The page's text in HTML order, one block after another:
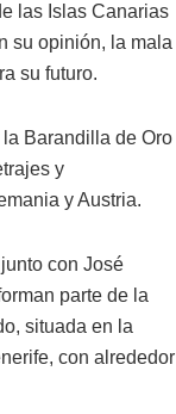
las Islas Canarias
su opinión, la mala
su futuro.
Barandilla de Oro
y
y Austria.
con José
parte de la
situada en la
con alrededor